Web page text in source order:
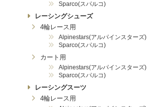
Sparco(スパルコ)
レーシングシューズ
4輪レース用
Alpinestars(アルパインスターズ)
Sparco(スパルコ)
カート用
Alpinestars(アルパインスターズ)
Sparco(スパルコ)
レーシングスーツ
4輪レース用